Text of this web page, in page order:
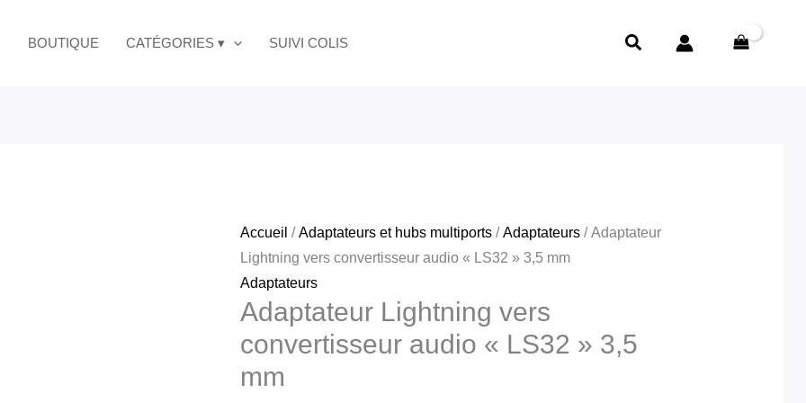
BOUTIQUE CATÉGORIES ▾ SUIVI COLIS Rechercher
Accueil /Adaptateurs et hubs multiports /Adaptateurs / Adaptateur
Lightning vers convertisseur audio « LS32 » 3,5 mm
Adaptateurs
Adaptateur Lightning vers
convertisseur audio « LS32 » 3,5
mm